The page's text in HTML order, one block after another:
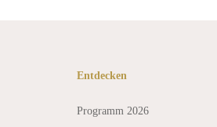
Entdecken
Programm 2026